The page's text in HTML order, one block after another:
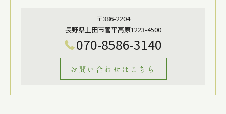
〒386-2204
長野県上田市菅平高原1223-4500
070-8586-3140
お問い合わせはこちら